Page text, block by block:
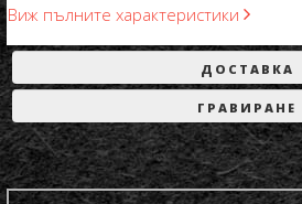
Виж пълните характеристики
ДОСТАВКА
ГРАВИРАНЕ